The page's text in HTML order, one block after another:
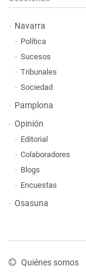
Navarra
Política
Sucesos
Tribunales
Sociedad
Pamplona
Opinión
Editorial
Colaboradores
Blogs
Encuestas
Osasuna
Quiénes somos